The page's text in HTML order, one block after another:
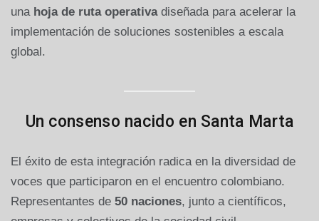
una hoja de ruta operativadiseñada para acelerar la
implementación de soluciones sostenibles a escala
global.
Un consenso nacido en Santa Marta
El éxito de esta integración radica en la diversidad de
voces que participaron en el encuentro colombiano.
Representantes de 50 naciones, junto a científicos,